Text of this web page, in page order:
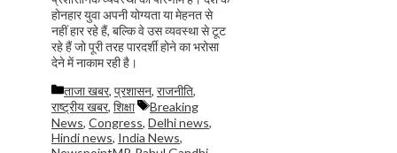
होनहार युवा अपनी योग्यता या मेहनत से
नहीं हार रहे हैं, बल्कि वे उस व्यवस्था से टूट
रहे हैं जो पूरी तरह पारदर्शी होने का भरोसा
देने में नाकाम रही है।
Categories
ताजा खबर, प्रशासन, राजनीति,
राष्ट्रीय खबर, शिक्षा Tags
Breaking
News, Congress, Delhi news,
Hindi news, India News,